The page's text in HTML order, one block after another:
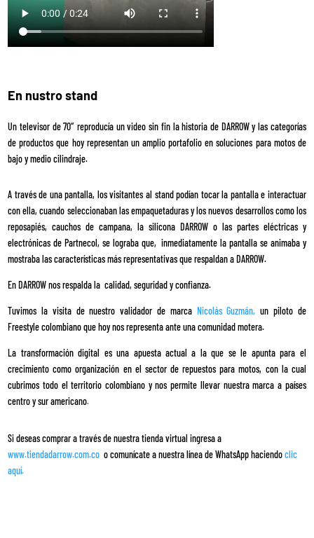
En nustro stand
Un televisor de 70″ reproducía un video sin fin la historia de DARROW y las categorías
de productos que hoy representan un amplio portafolio en soluciones para motos de
bajo y medio cilindraje.
A través de una pantalla, los visitantes al stand podían tocar la pantalla e interactuar
con ella, cuando seleccionaban las empaquetaduras y los nuevos desarrollos como los
reposapiés, cauchos de campana, la silicona DARROW o las partes eléctricas y
electrónicas de Partnecol, se lograba que, inmediatamente la pantalla se animaba y
mostraba las características más representativas que respaldan a DARROW.
En DARROW nos respalda la calidad, seguridad y confianza.
Tuvimos la visita de nuestro validador de marca Nicolás Guzmán,un piloto de
Freestyle colombiano que hoy nos representa ante una comunidad motera.
La transformación digital es una apuesta actual a la que se le apunta para el
crecimiento como organización en el sector de repuestos para motos, con la cual
cubrimos todo el territorio colombiano y nos permite llevar nuestra marca a países
centro y sur americano.
Si deseas comprar a través de nuestra tienda virtual ingresa a
www.tiendadarrow.com.co o comunícate a nuestra línea de WhatsApp haciendoclic
aquí.